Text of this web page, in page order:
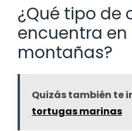
¿Qué tipo de
encuentra en
montañas?
Quizás también te
tortugas marinas